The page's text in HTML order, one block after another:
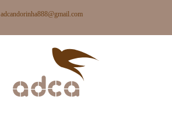
adcandorinha888@gmail.com